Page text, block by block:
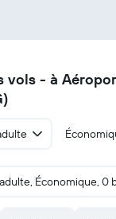
vols - à
Économique, 0